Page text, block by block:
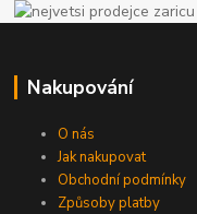
Nakupování
O nás
Jak nakupovat
Obchodní podmínky
Způsoby platby